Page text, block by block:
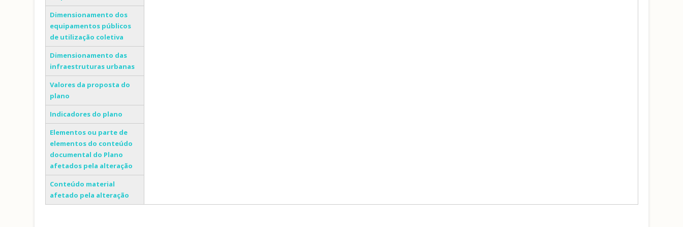
Dimensionamento dos
equipamentos públicos
de utilização coletiva
Dimensionamento das
infraestruturas urbanas
Valores da proposta do
plano
Indicadores do plano
Elementos ou parte de
elementos do conteúdo
documental do Plano
afetados pela alteração
Conteúdo material
afetado pela alteração